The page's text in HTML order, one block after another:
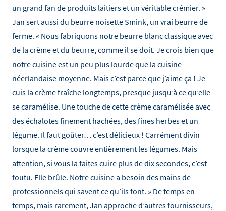
un grand fan de produits laitiers et un véritable crémier. »
Jan sert aussi du beurre noisette Smink, un vrai beurre de
ferme. « Nous fabriquons notre beurre blanc classique avec
de la crème et du beurre, comme il se doit. Je crois bien que
notre cuisine est un peu plus lourde que la cuisine
néerlandaise moyenne. Mais c’est parce que j’aime ça ! Je
cuis la crème fraîche longtemps, presque jusqu’à ce qu’elle
se caramélise. Une touche de cette crème caramélisée avec
des échalotes finement hachées, des fines herbes et un
légume. Il faut goûter… c’est délicieux ! Carrément divin
lorsque la crème couvre entièrement les légumes. Mais
attention, si vous la faites cuire plus de dix secondes, c’est
foutu. Elle brûle. Notre cuisine a besoin des mains de
professionnels qui savent ce qu’ils font. » De temps en
temps, mais rarement, Jan approche d’autres fournisseurs,